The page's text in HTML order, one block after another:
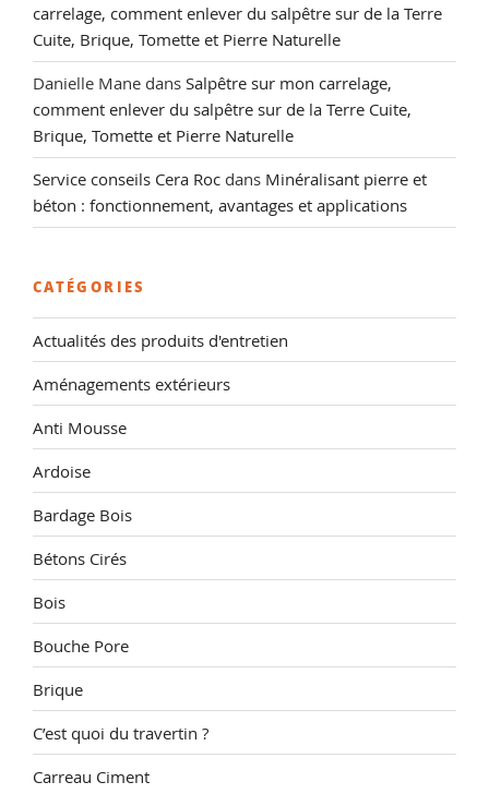
carrelage, comment enlever du salpêtre sur de la Terre
Cuite, Brique, Tomette et Pierre Naturelle
Danielle Mane dans Salpêtre sur mon carrelage,
comment enlever du salpêtre sur de la Terre Cuite,
Brique, Tomette et Pierre Naturelle
Service conseils Cera Roc dans Minéralisant pierre et
béton : fonctionnement, avantages et applications
CATÉGORIES
Actualités des produits d'entretien
Aménagements extérieurs
Anti Mousse
Ardoise
Bardage Bois
Bétons Cirés
Bois
Bouche Pore
Brique
C’est quoi du travertin ?
Carreau Ciment